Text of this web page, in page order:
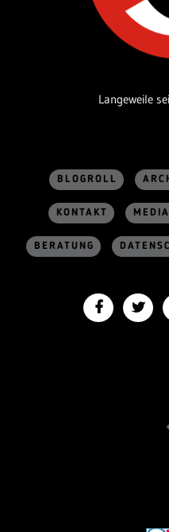
Langeweile
BLOGROLL
KONTAKT
BERATUNG